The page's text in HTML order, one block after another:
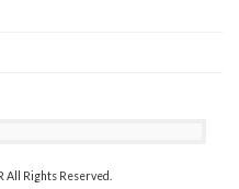
All Rights Reserved.